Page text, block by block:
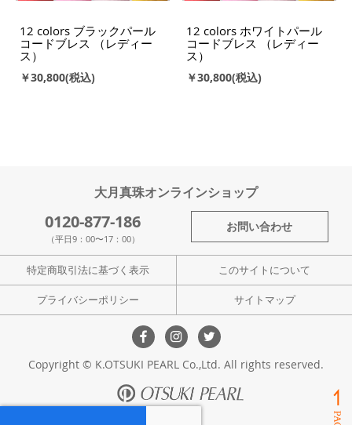
12 colors ブラックパール
コードブレス （レディー
ス）
￥30,800
12 colors ホワイトパール
コードブレス （レディー
ス）
￥30,800
大月真珠オンラインショップ
0120-877-186
（平日9：00〜17：00）
お問い合わせ
特定商取引法に基づく表示 このサイトについて
プライバシーポリシー サイトマップ
Copyright © K.OTSUKI PEARL Co.,Ltd. All rights reserved.